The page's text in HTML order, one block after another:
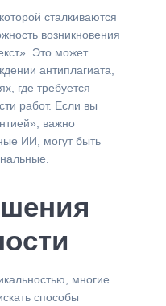
сталкиваются
возникновения
Это может
антиплагиата,
где требуется
работ. Если вы
важно
ИИ, могут быть
многие
способы